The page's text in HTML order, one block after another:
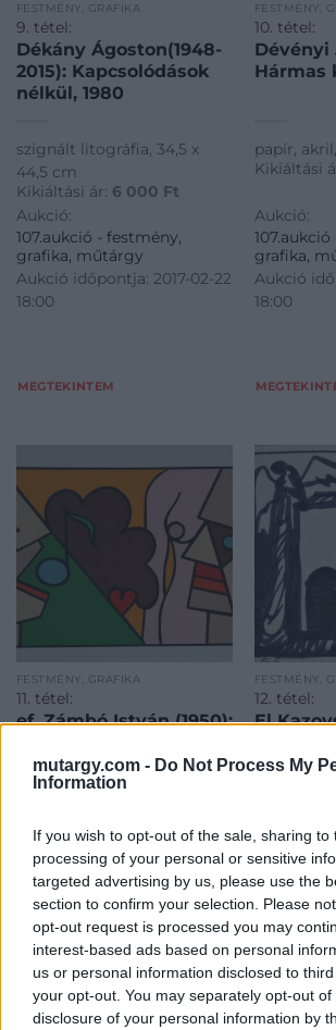
mutargy.com - Do Not Process My
Information
If you wish to opt-out of the sale, sharing to
processing of your personal or sensitive
targeted advertising by us, please use the
section to confirm your selection. Please
opt-out request is processed you may
interest-based ads based on personal
us or personal information disclosed to
your opt-out. You may separately opt-out
disclosure of your personal information by
FESTMÉNY, GRAFIKA
9. tétel:
Dékány Ágoston(1948-
2015): Kapcsolódások
nélkül, 1980
szignált litográfia, 34,5 x
44,5 cm
Kikiáltási ár: 6 000 Ft
Aukció:
107.aukció - festmény,
grafika, műtárgy
Aukció időpontja: 2017-02-22
18:00
MEGTEKINTEM
FESTMÉNY,
10. tétel:
Dévényi
Hármas
papír,
Kikiáltási
Aukció:
grafika,
Aukció
18:00
FESTMÉNY, GRAFIKA
11. tétel:
ef. Zámbó István (1950):
színes szita, EA XV/XV., jjl.,
lapm. 88 x 70 cm cm
Kikiáltási ár:20 000 Ft
Aukció:
107.aukció - festmény,
grafika, műtárgy
Aukció időpontja: 2017-02-22
18:00
FESTMÉNY,
12. tétel:
El
2008):
papír, tus,
Kikiáltási
Aukció:
107.aukció
grafika,
Aukció
18:00